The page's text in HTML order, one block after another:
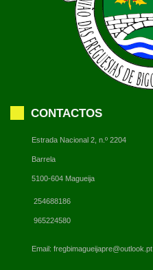
CONTACTOS
Estrada Nacional 2, n.º 2204
Barrela
5100-604 Magueija
254688186
965224580
Email: fregbimagueijapre@outlook.pt